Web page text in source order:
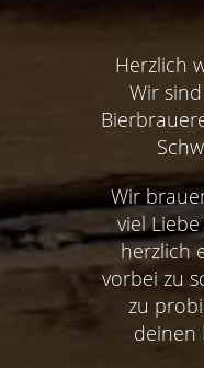
Herzlich
Wir
Wir
viel
herzlich
vorbei zu
zu
deinen